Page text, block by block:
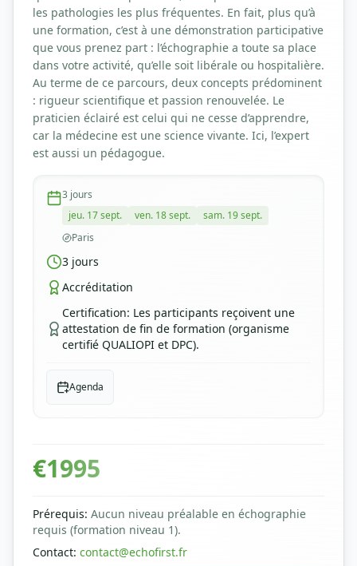
les pathologies les plus fréquentes. En fait, plus qu’à
une formation, c’est à une démonstration participative
que vous prenez part : l’échographie a toute sa place
dans votre activité, qu’elle soit libérale ou hospitalière.
Au terme de ce parcours, deux concepts prédominent
: rigueur scientifique et passion renouvelée. Le
praticien éclairé est celui qui ne cesse d’apprendre,
car la médecine est une science vivante. Ici, l’expert
est aussi un pédagogue.
3 jours
jeu. 17 sept.
ven. 18 sept.
sam. 19 sept.
Paris
3 jours
Accréditation
Certification: Les participants reçoivent une
attestation de fin de formation (organisme
certifié QUALIOPI et DPC).
Agenda
€1995
Prérequis: Aucun niveau préalable en échographie
requis (formation niveau 1).
Contact: contact@echofirst.fr